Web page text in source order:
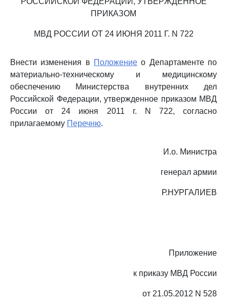
ПРИКАЗОМ
МВД РОССИИ ОТ 24 ИЮНЯ 2011 Г. N 722
Внести изменения в Положение о Департаменте по
материально-техническому и медицинскому
обеспечению Министерства внутренних дел
Российской Федерации, утвержденное приказом МВД
России от 24 июня 2011 г. N 722, согласно
прилагаемому Перечню.
И.о. Министра
генерал армии
Р.НУРГАЛИЕВ
Приложение
к приказу МВД России
от 21.05.2012 N 528